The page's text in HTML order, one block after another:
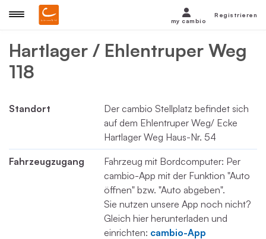
Hartlager / Ehlentruper Weg
118
Standort
Der cambio Stellplatz befindet sich
auf dem Ehlentruper Weg/ Ecke
Hartlager Weg Haus-Nr. 54
Fahrzeugzugang
Fahrzeug mit Bordcomputer: Per
cambio-App mit der Funktion "Auto
öffnen" bzw. "Auto abgeben".
Sie nutzen unsere App noch nicht?
Gleich hier herunterladen und
einrichten: cambio-App
my cambio
Registrieren